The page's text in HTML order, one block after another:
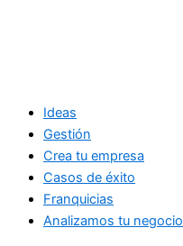
Ideas
Gestión
Crea tu empresa
Casos de éxito
Franquicias
Analizamos tu negocio